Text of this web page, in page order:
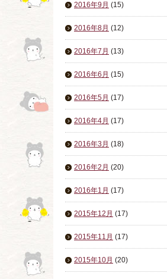
2016年9月 (15)
2016年8月 (12)
2016年7月 (13)
2016年6月 (15)
2016年5月 (17)
2016年4月 (17)
2016年3月 (18)
2016年2月 (20)
2016年1月 (17)
2015年12月 (17)
2015年11月 (17)
2015年10月 (20)